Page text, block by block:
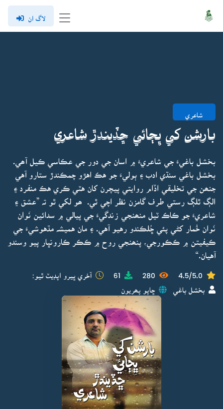
لاگ ان
شاعري
بارشن کي ڀِڄائي ڇڏيندڙ شاعري
بخشل باغيءَ جي شاعريءَ ۾ اسان جي دور جي عڪاسي ڪيل آھي.
بخشل باغي سنڌي ادب ۽ ٻوليءَ جو هڪ اهڙو چمڪندڙ ستارو آهي
جنھن جي تخليقي اڏام روايتي پيچرن کان هٽي ڪري هڪ منفرد ۽
الڳ ٿلڳ رستي طرف گامزن نظر اچي ٿي. ھو لکي ٿو تہ ”عشق ۽
شاعريءَ جو ڪاڪ ٽيل منھنجي زندگيءَ جي پيالي ۾ سدائين نَوان
نَوان خُمار کڻي پئي ڇُلڪندو رهيو آهي. ۽ مان هميشہ مڌهوشيءَ جي
ڪيفيتن ۾ ڪڪورجي، پنھنجي روح ۾ ڪڪر ڪارونڀار پيو وسندو
آهيان.“
4.5/5.0
280
61 آخري ڀيرو اپڊيٽ ٿيو:
بخشل باغي ڇاپو پھريون